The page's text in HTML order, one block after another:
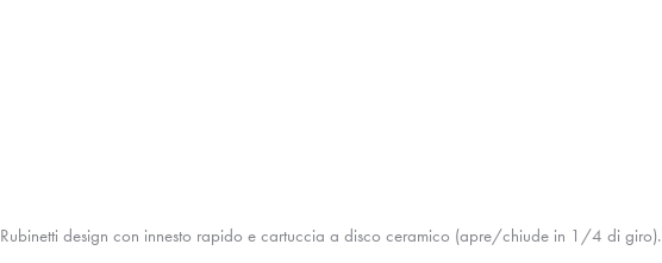
Rubinetti design con innesto rapido e cartuccia a disco ceramico (apre/chiude in 1/4 di giro).